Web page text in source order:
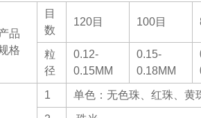
品
格
目
数
120目 100目
粒
径
0.12-
0.15MM
0.15-
0.18MM
1 单色：无色珠、红珠、黄